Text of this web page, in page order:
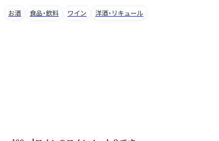
お酒 食品・飲料 ワイン 洋酒・リキュール